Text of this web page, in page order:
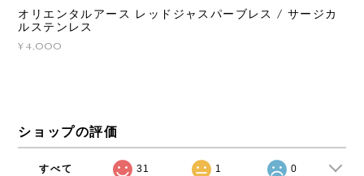
オリエンタルアース レッドジャスパーブレス / サージカ
ルステンレス
¥4,000
ショップの評価
すべて 31 1 0